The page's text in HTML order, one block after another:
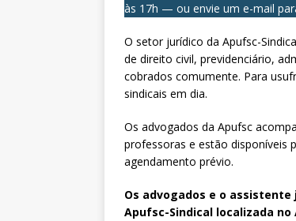
às 17h — ou envie um e-mail
O setor jurídico da Apufsc-
de direito civil, previdenciário,
cobrados comumente. Para
sindicais em dia.
Os advogados da Apufsc
professoras e estão disponíveis
agendamento prévio.
Os advogados e o assistente
Apufsc-Sindical localizada